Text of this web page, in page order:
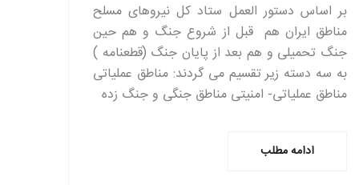
بر اساس دستور العمل ستاد کل نیروهای مسلح
مناطق ایران هم قبل از شروع جنگ و هم حین
جنگ تحمیلی و هم بعد از پایان جنگ (قطعنامه )
به سه دسته زیر تقسیم می گردند: مناطق عملیاتی
مناطق عملیاتی- امنیتی مناطق جنگی و جنگ زده
ادامه مطلب